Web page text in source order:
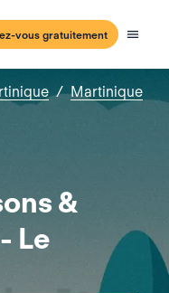
vous gratuitement
/ Martinique
&
Le